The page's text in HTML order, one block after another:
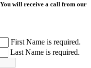
will receive a call from our
First Name is required.
Last Name is required.